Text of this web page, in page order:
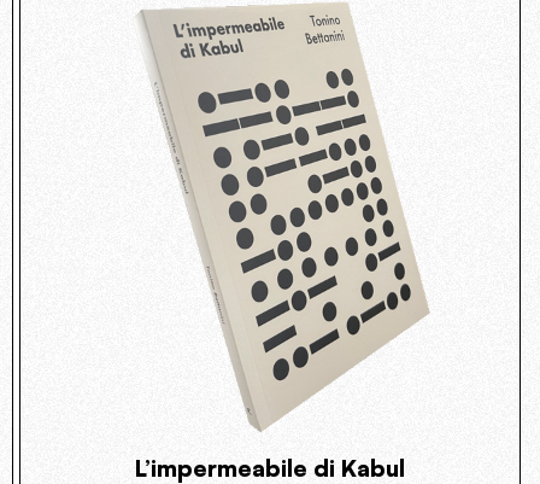
L’impermeabile di Kabul